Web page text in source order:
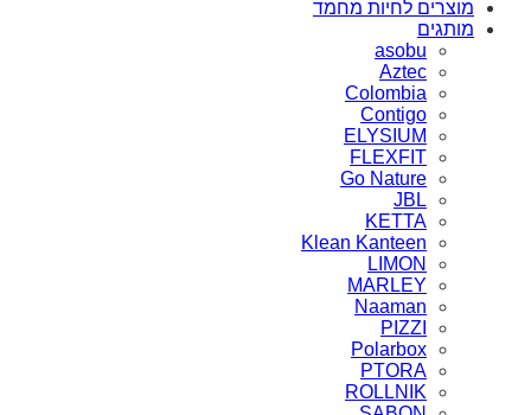
מוצרים לחיות מחמד
מותגים
asobu
Aztec
Colombia
Contigo
ELYSIUM
FLEXFIT
Go Nature
JBL
KETTA
Klean Kanteen
LIMON
MARLEY
Naaman
PIZZI
Polarbox
PTORA
ROLLNIK